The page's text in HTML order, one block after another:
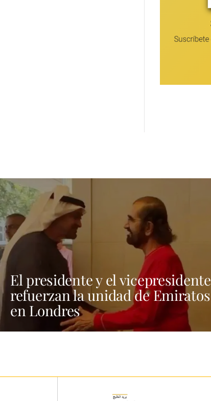
El presidente y el vicepresidente
refuerzan la unidad de Emiratos
en Londres